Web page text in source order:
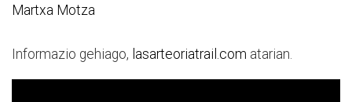
Martxa Motza
Informazio gehiago, lasarteoriatrail.com atarian.